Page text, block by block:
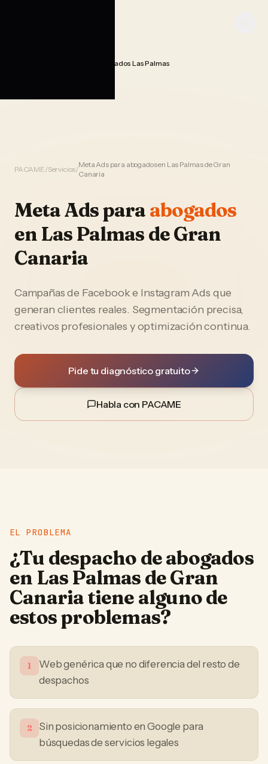
Publicidad Meta Ads Abogados Las Palmas
PACAME/Servicios/
Meta Ads para abogados en Las Palmas de Gran
Canaria
Meta Adspara abogados
en Las Palmas de Gran
Canaria
Campañas de Facebook e Instagram Ads que
generan clientes reales. Segmentación precisa,
creativos profesionales y optimización continua.
Pide tu diagnóstico gratuito
Habla con PACAME
EL PROBLEMA
¿Tu despacho de abogados
en Las Palmas de Gran
Canariatiene alguno de
estos problemas?
1
Web genérica que no diferencia del resto de
despachos
2
Sin posicionamiento en Google para
búsquedas de servicios legales